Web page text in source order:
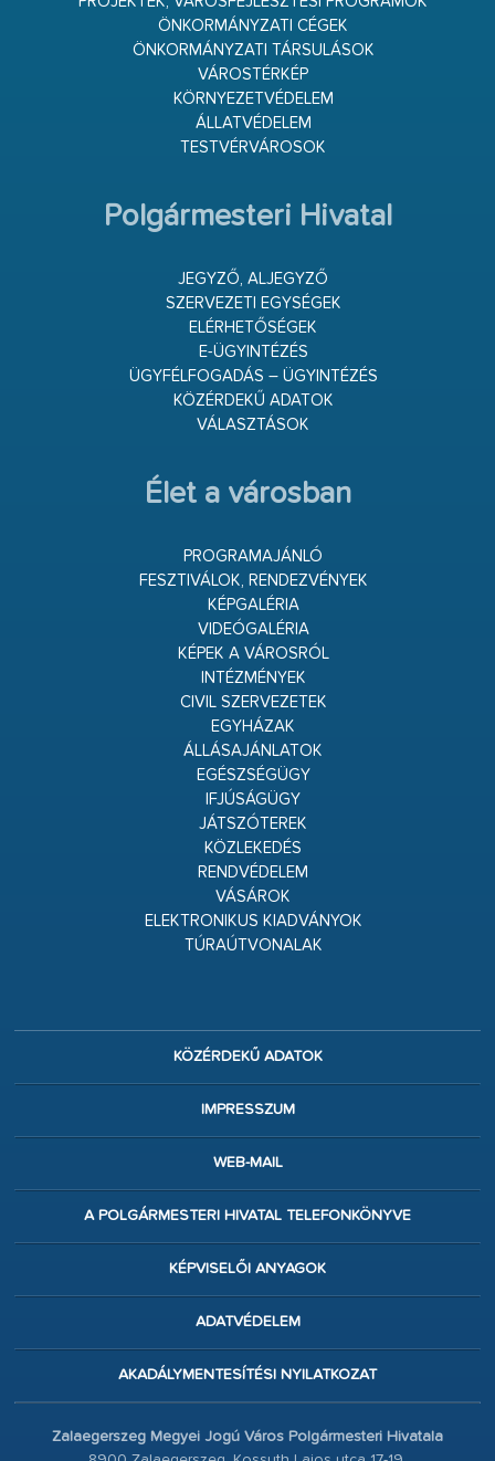
ÖNKORMÁNYZATI CÉGEK
ÖNKORMÁNYZATI TÁRSULÁSOK
VÁROSTÉRKÉP
KÖRNYEZETVÉDELEM
ÁLLATVÉDELEM
TESTVÉRVÁROSOK
Polgármesteri Hivatal
JEGYZŐ, ALJEGYZŐ
SZERVEZETI EGYSÉGEK
ELÉRHETŐSÉGEK
E-ÜGYINTÉZÉS
ÜGYFÉLFOGADÁS – ÜGYINTÉZÉS
KÖZÉRDEKŰ ADATOK
VÁLASZTÁSOK
Élet a városban
PROGRAMAJÁNLÓ
FESZTIVÁLOK, RENDEZVÉNYEK
KÉPGALÉRIA
VIDEÓGALÉRIA
KÉPEK A VÁROSRÓL
INTÉZMÉNYEK
CIVIL SZERVEZETEK
EGYHÁZAK
ÁLLÁSAJÁNLATOK
EGÉSZSÉGÜGY
IFJÚSÁGÜGY
JÁTSZÓTEREK
KÖZLEKEDÉS
RENDVÉDELEM
VÁSÁROK
ELEKTRONIKUS KIADVÁNYOK
TÚRAÚTVONALAK
KÖZÉRDEKŰ ADATOK
IMPRESSZUM
WEB-MAIL
A POLGÁRMESTERI HIVATAL TELEFONKÖNYVE
KÉPVISELŐI ANYAGOK
ADATVÉDELEM
AKADÁLYMENTESÍTÉSI NYILATKOZAT
Zalaegerszeg Megyei Jogú Város Polgármesteri Hivatala